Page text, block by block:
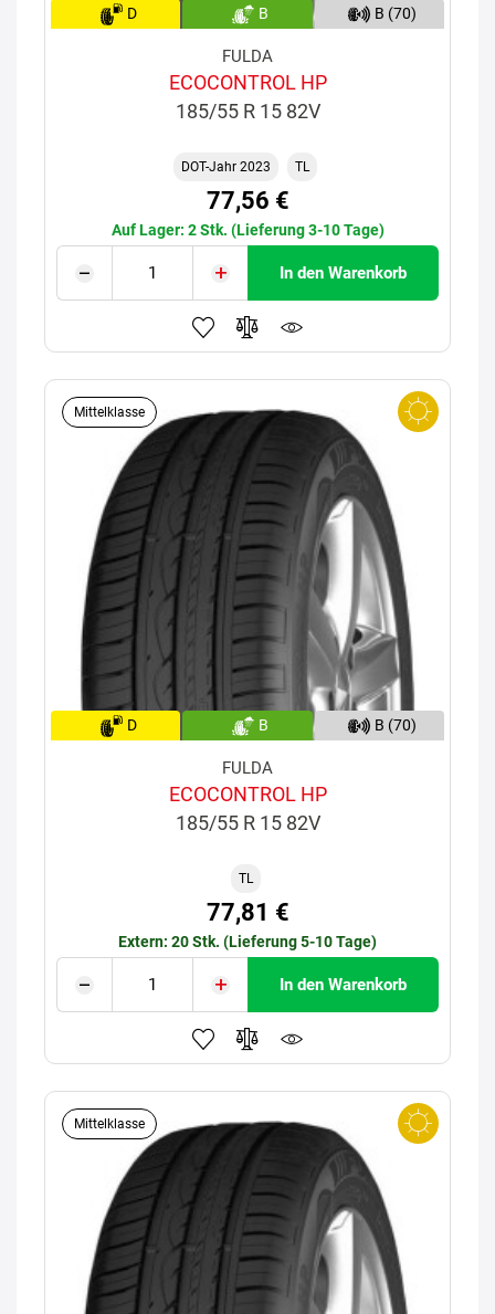
D B B (70)
FULDA
ECOCONTROL HP
185/55 R 15 82V
DOT-Jahr 2023 TL
77,56 €
Auf Lager: 2 Stk. (Lieferung 3-10 Tage)
In den Warenkorb
Mittelklasse
D B B (70)
FULDA
ECOCONTROL HP
185/55 R 15 82V
TL
77,81 €
Extern: 20 Stk. (Lieferung 5-10 Tage)
In den Warenkorb
Mittelklasse